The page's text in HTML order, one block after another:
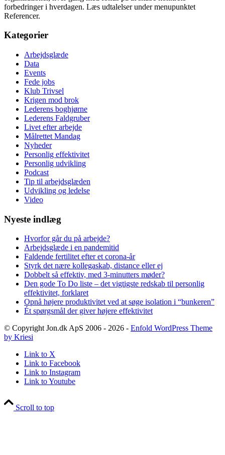
forbedringer i hverdagen. Læs udtalelser under menupunktet
Referencer.
Kategorier
Arbejdsglæde
Data
Events
Fede jobs
Klub Trivsel
Krigen mod brok
Lederens boghjørne
Lederens Faldgruber
Livet efter arbejde
Målrettet Mandag
Nyheder
Personlig effektivitet
Personlig udvikling
Podcast
Tip til arbejdsglæden
Udvikling og ledelse
Video
Nyeste indlæg
Hvorfor går du på arbejde?
Arbejdsglæde i en pandemitid
Faldende fertilitet efter et corona-år
Styrk det nære kollegaskab, distance eller ej
Dobbelt så effektiv, med 3-minutters møder?
Den gode To Do liste – det vigtigste redskab til personlig
effektivitet, forklaret
Opnå højere produktivitet ved at søge isolation i “bunkeren”
Ét spørgsmål der giver højere effektivitet
© Copyright Jon.dk ApS 2006 - 2026 - Enfold WordPress Theme
by Kriesi
Link to X
Link to Facebook
Link to Instagram
Link to Youtube
Scroll to top